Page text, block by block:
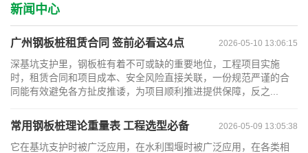
新闻中心
2026-05-10 13:06:15
广州钢板桩租赁合同 签前必看这4点
深基坑支护里，钢板桩有着不可或缺的重要地位，工程项目实施
时，租赁合同和项目成本、安全风险直接关联，一份规范严谨的合
同能有效避免各方扯皮推诿，为项目顺利推进提供保障，反之...
2026-05-09 13:05:38
常用钢板桩理论重量表 工程选型必备
它在基坑支护时被广泛应用，在水利围堰时被广泛应用，在各类相